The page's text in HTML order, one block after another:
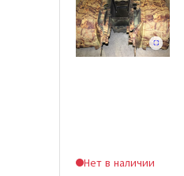
Нет в наличии